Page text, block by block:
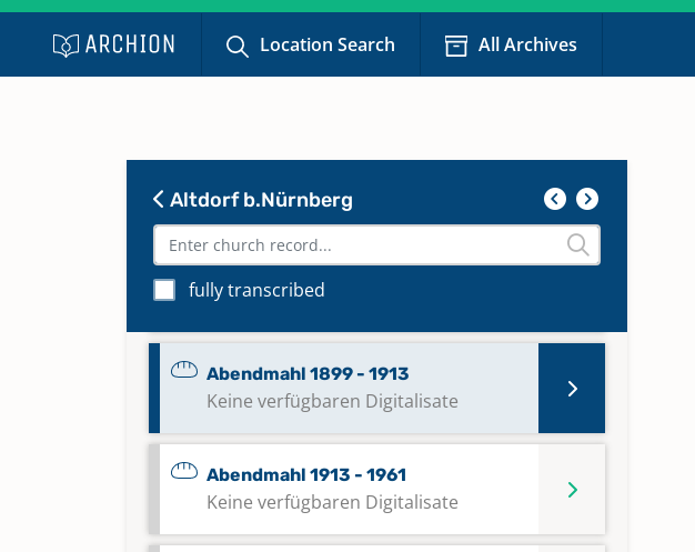
Location Search All Archives
Altdorf b.Nürnberg
fully transcribed
Keine verfügbaren Digitalisate
Abendmahl 1885 - 1898
Keine verfügbaren Digitalisate
Abendmahl 1899 - 1913
Keine verfügbaren Digitalisate
Abendmahl 1913 - 1961
Keine verfügbaren Digitalisate